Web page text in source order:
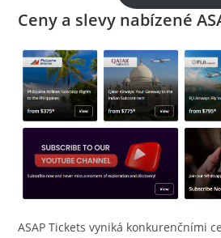
Ceny a slevy nabízené
ASAP Tickets vyniká konkurenčními